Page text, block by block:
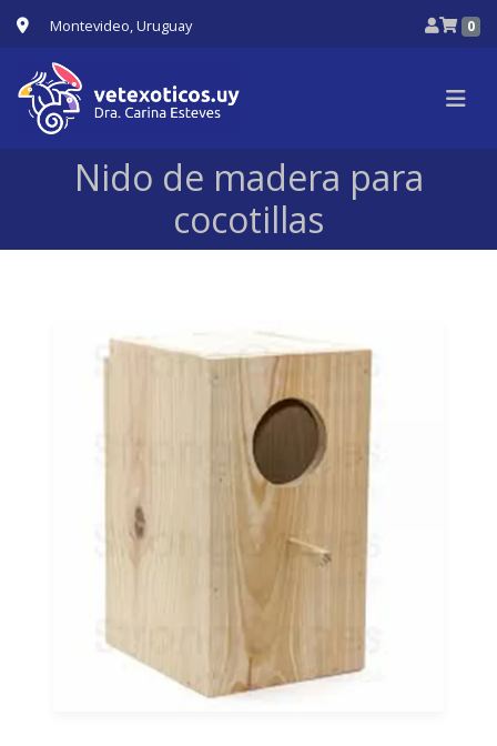
Montevideo, Uruguay 0
Nido de madera para
cocotillas